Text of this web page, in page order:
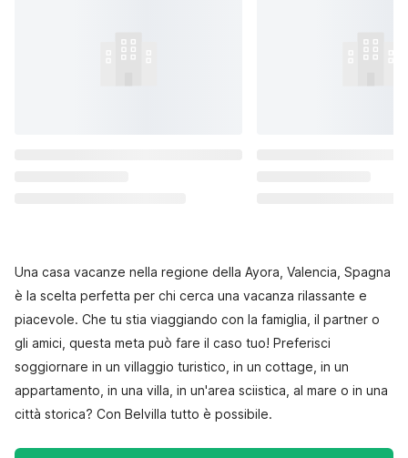
Una casa vacanze nella regione della Ayora, Valencia, Spagna
è la scelta perfetta per chi cerca una vacanza rilassante e
piacevole. Che tu stia viaggiando con la famiglia, il partner o
gli amici, questa meta può fare il caso tuo! Preferisci
soggiornare in un villaggio turistico, in un cottage, in un
appartamento, in una villa, in un'area sciistica, al mare o in una
città storica? Con Belvilla tutto è possibile.